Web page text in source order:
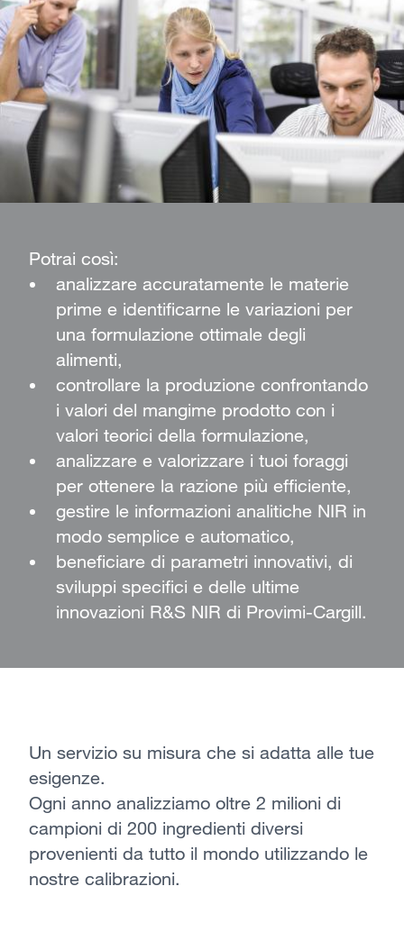
Potrai così:
analizzare accuratamente le materie
prime e identificarne le variazioni per
una formulazione ottimale degli
alimenti,
controllare la produzione confrontando
i valori del mangime prodotto con i
valori teorici della formulazione,
analizzare e valorizzare i tuoi foraggi
per ottenere la razione più efficiente,
gestire le informazioni analitiche NIR in
modo semplice e automatico,
beneficiare di parametri innovativi, di
sviluppi specifici e delle ultime
innovazioni R&S NIR di Provimi-Cargill.
Un servizio su misura che si adatta alle tue
esigenze.
Ogni anno analizziamo oltre 2 milioni di
campioni di 200 ingredienti diversi
provenienti da tutto il mondo utilizzando le
nostre calibrazioni.